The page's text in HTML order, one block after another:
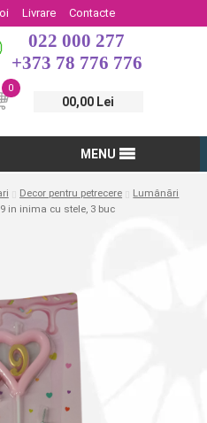
Livrare
Contacte
Întoarcere
022 000 277
+373 78 776 776
0
00,00 Lei
MENU
Decor pentru petrecere
Lumânări
in inima cu stele, 3 buc